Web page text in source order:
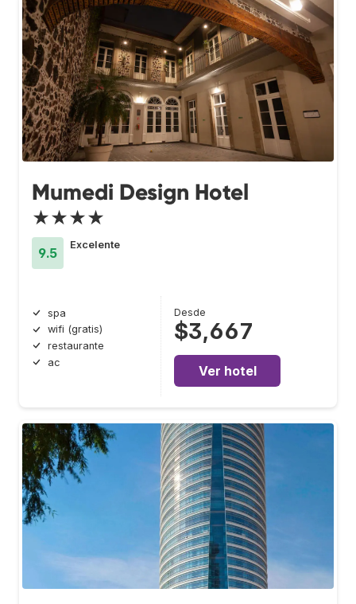
Mumedi Design Hotel
★★★★
9.5
Excelente
spa
wifi (gratis)
restaurante
ac
Desde
$3,667
Ver hotel